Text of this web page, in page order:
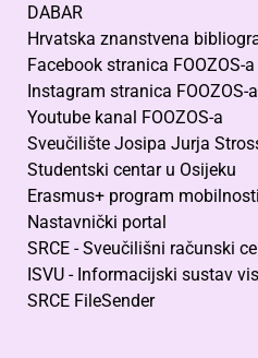
DABAR
Hrvatska znanstvena
Facebook stranica FOOZOS-a
Instagram stranica FOOZOS-a
Youtube kanal FOOZOS-a
Sveučilište Josipa Jurja
Studentski centar u Osijeku
Erasmus+ program mobilnosti
Nastavnički portal
SRCE - Sveučilišni računski
ISVU - Informacijski sustav
SRCE FileSender